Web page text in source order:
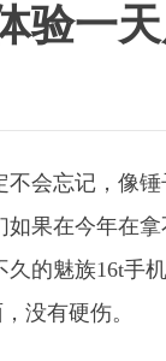
验一
会忘记，像
果在今年在
的魅族16t手
没有硬伤。